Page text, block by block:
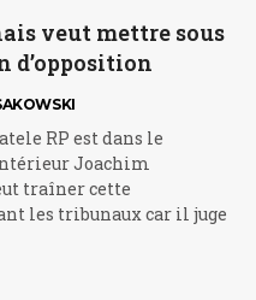
veut mettre sous
d’opposition
RP est dans le
Joachim
traîner cette
les tribunaux car il juge